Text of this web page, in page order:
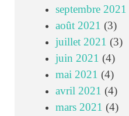
septembre 2021
août 2021 (3)
juillet 2021 (3)
juin 2021 (4)
mai 2021 (4)
avril 2021 (4)
mars 2021 (4)